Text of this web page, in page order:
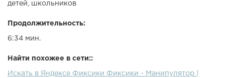
Дедус сконструировали манипулятор -- управляемую
лаборатории без присмотра, как за дело взялись Файер и
детей, школьников
Продолжительность:
6:34 мин.
Найти похожее в сети::
Искать в Яндексе Фиксики Фиксики - Манипулятор |